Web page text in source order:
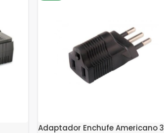
Adaptador Enchufe Americano 3